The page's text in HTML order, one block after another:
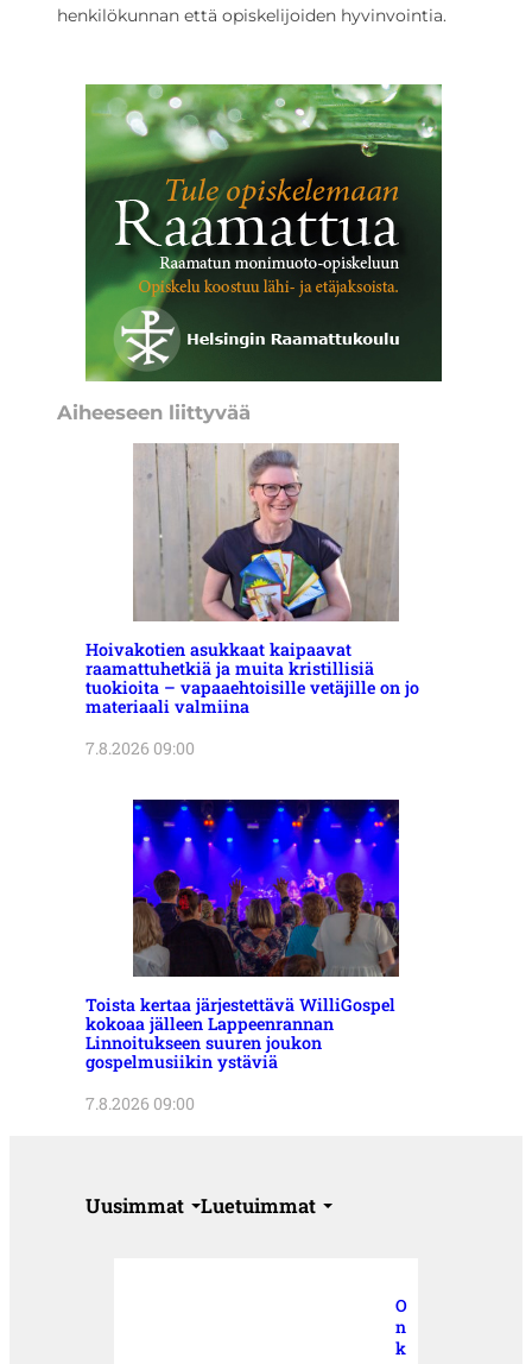
henkilökunnan että opiskelijoiden hyvinvointia.
Aiheeseen liittyvää
Hoivakotien asukkaat kaipaavat
raamattuhetkiä ja muita kristillisiä
tuokioita – vapaaehtoisille vetäjille on jo
materiaali valmiina
7.8.2026 09:00
Toista kertaa järjestettävä WilliGospel
kokoaa jälleen Lappeenrannan
Linnoitukseen suuren joukon
gospelmusiikin ystäviä
7.8.2026 09:00
Uusimmat Luetuimmat
O
n
k